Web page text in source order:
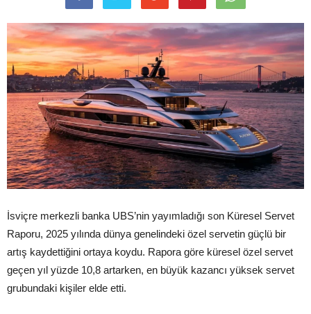
İsviçre merkezli banka UBS’nin yayımladığı son Küresel Servet
Raporu, 2025 yılında dünya genelindeki özel servetin güçlü bir
artış kaydettiğini ortaya koydu. Rapora göre küresel özel servet
geçen yıl yüzde 10,8 artarken, en büyük kazancı yüksek servet
grubundaki kişiler elde etti.